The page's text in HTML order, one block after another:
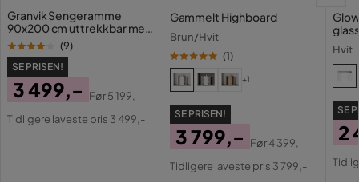
Granvik Sengeramme
90x200 cm uttrekkbar med
ekstraseng og oppbevaring
– uten madrass
(9)
SE PRISEN!
Pris
3 499,-
Original
Før5 199,-
Tidligere laveste pris 3 499,-
Gammelt Highboard
Brun/Hvit
(1)
+1
SE PRISEN!
Pris
3 799,-
Original
Før4 399,-
Tidligere laveste pris 3 799,-
med
Hvit
SE
2